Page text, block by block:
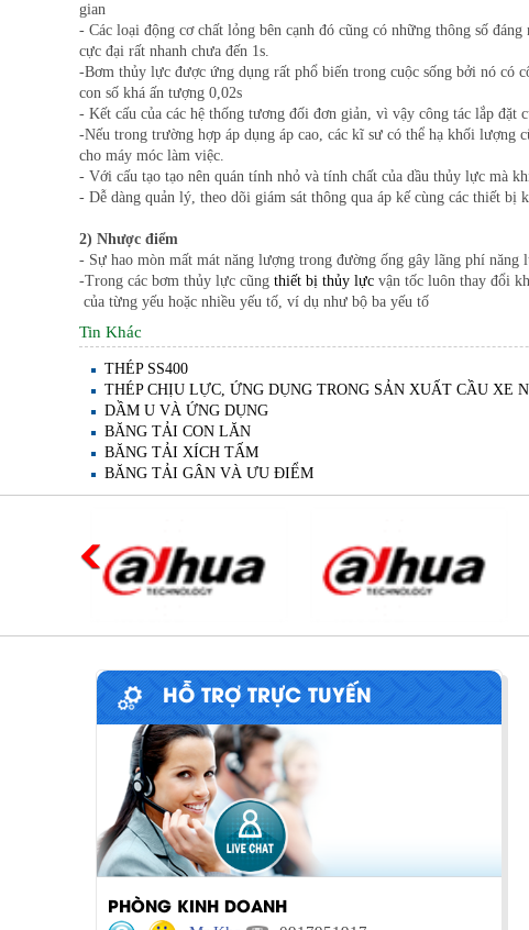
gian
- Các loại động cơ chất lỏng bên cạnh đó cũng có những thông số
cực đại rất nhanh chưa đến 1s.
-Bơm thủy lực được ứng dụng rất phổ biến trong cuộc sống bởi nó có
con số khá ấn tượng 0,02s
- Kết cấu của các hệ thống tương đối đơn giản, vì vậy công tác lắp đặt
-Nếu trong trường hợp áp dụng áp cao, các kĩ sư có thể hạ khối lượng
cho máy móc làm việc.
- Với cấu tạo tạo nên quán tính nhỏ và tính chất của dầu thủy lực mà
- Dễ dàng quản lý, theo dõi giám sát thông qua áp kế cùng các thiết
2) Nhược điểm
- Sự hao mòn mất mát năng lượng trong đường ống gây lãng phí
-Trong các bơm thủy lực cũng thiết bị thủy lực vận tốc luôn thay đổi
của từng yếu hoặc nhiều yếu tố, ví dụ như bộ ba yếu tố
Tin Khác
THÉP SS400
THÉP CHỊU LỰC, ỨNG DỤNG TRONG SẢN XUẤT CẦU XE
DẦM U VÀ ỨNG DỤNG
BĂNG TẢI CON LĂN
BĂNG TẢI XÍCH TẤM
BĂNG TẢI GÂN VÀ ƯU ĐIỂM
HỖ TRỢ TRỰC TUYẾN
PHÒNG KINH DOANH